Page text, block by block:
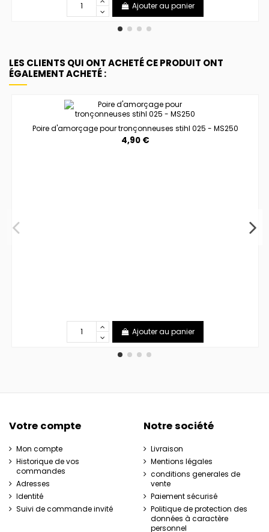
Ajouter au panier
LES CLIENTS QUI ONT ACHETÉ CE PRODUIT ONT
ÉGALEMENT ACHETÉ :
Poire d'amorçage pour tronçonneuses stihl 025 - MS250
4,90 €
Ajouter au panier
Votre compte
Mon compte
Historique de vos
commandes
Adresses
Identité
Suivi de commande invité
Notre société
Livraison
Mentions légales
conditions generales de
vente
Paiement sécurisé
Politique de protection des
données à caractère
personnel